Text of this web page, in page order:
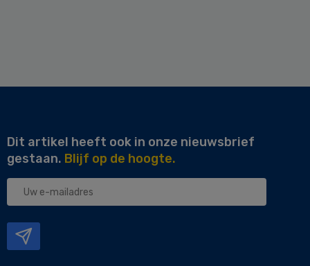
Dit artikel heeft ook in onze nieuwsbrief
gestaan. Blijf op de hoogte.
Uw